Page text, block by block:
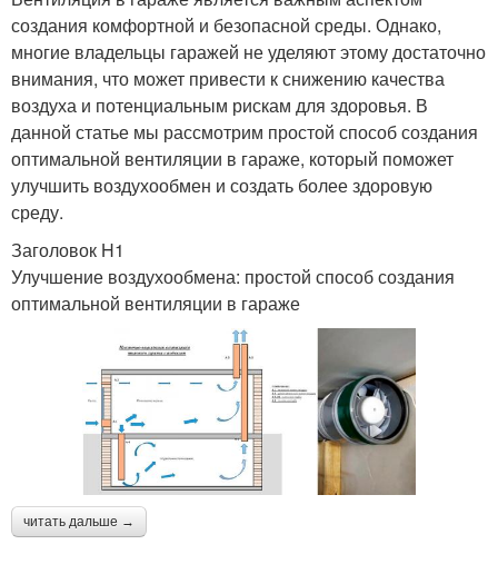
создания комфортной и безопасной среды. Однако,
многие владельцы гаражей не уделяют этому достаточно
внимания, что может привести к снижению качества
воздуха и потенциальным рискам для здоровья. В
данной статье мы рассмотрим простой способ создания
оптимальной вентиляции в гараже, который поможет
улучшить воздухообмен и создать более здоровую
среду.
Заголовок H1
Улучшение воздухообмена: простой способ создания
оптимальной вентиляции в гараже
читать дальше →